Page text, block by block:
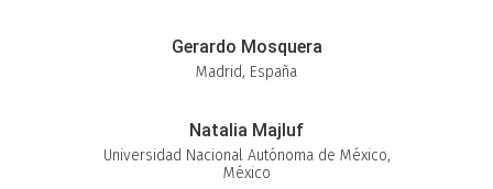
Gerardo Mosquera
Madrid, España
Natalia Majluf
Universidad Nacional Autónoma de México,
México